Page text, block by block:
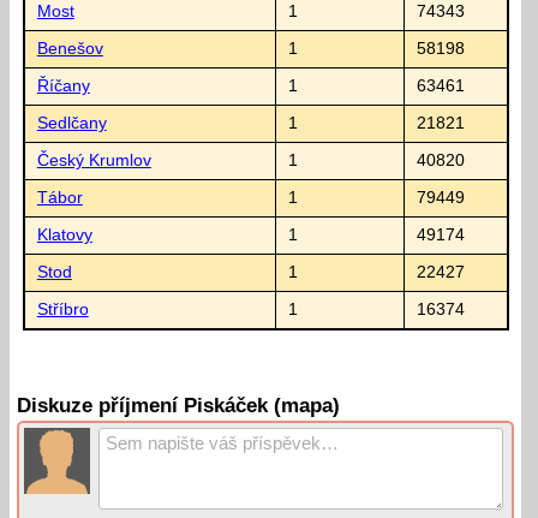
Most 1 74343
Benešov 1 58198
Říčany 1 63461
Sedlčany 1 21821
Český Krumlov 1 40820
Tábor 1 79449
Klatovy 1 49174
Stod 1 22427
Stříbro 1 16374
Diskuze příjmení Piskáček (mapa)